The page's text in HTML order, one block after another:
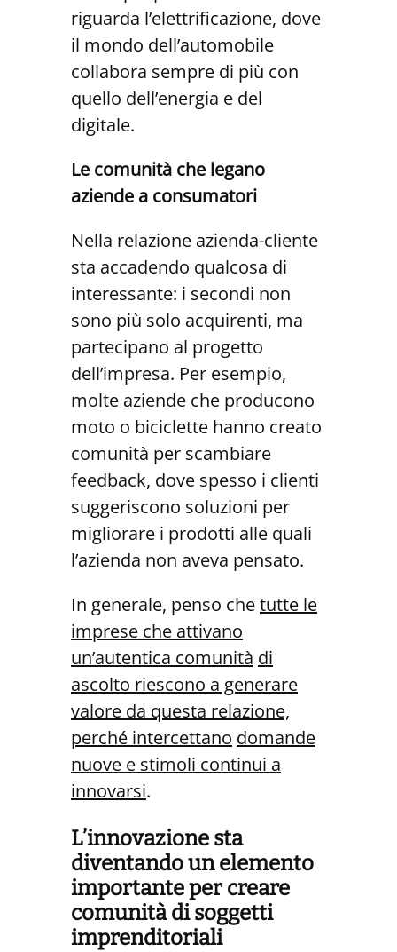
riguarda l’elettrificazione, dove
il mondo dell’automobile
collabora sempre di più con
quello dell’energia e del
digitale.
Le comunità che legano
aziende a consumatori
Nella relazione azienda-cliente
sta accadendo qualcosa di
interessante: i secondi non
sono più solo acquirenti, ma
partecipano al progetto
dell’impresa. Per esempio,
molte aziende che producono
moto o biciclette hanno creato
comunità per scambiare
feedback, dove spesso i clienti
suggeriscono soluzioni per
migliorare i prodotti alle quali
l’azienda non aveva pensato.
In generale, penso chetutte le
imprese che attivano
un’autentica comunità di
ascolto riescono a generare
valore da questa relazione,
perché intercettano domande
nuove e stimoli continui a
innovarsi.
L’innovazione sta
diventandoun elemento
importante per creare
comunitàdi soggetti
imprenditoriali